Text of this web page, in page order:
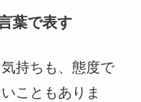
葉で表す
持ちも、態度で
こともありま